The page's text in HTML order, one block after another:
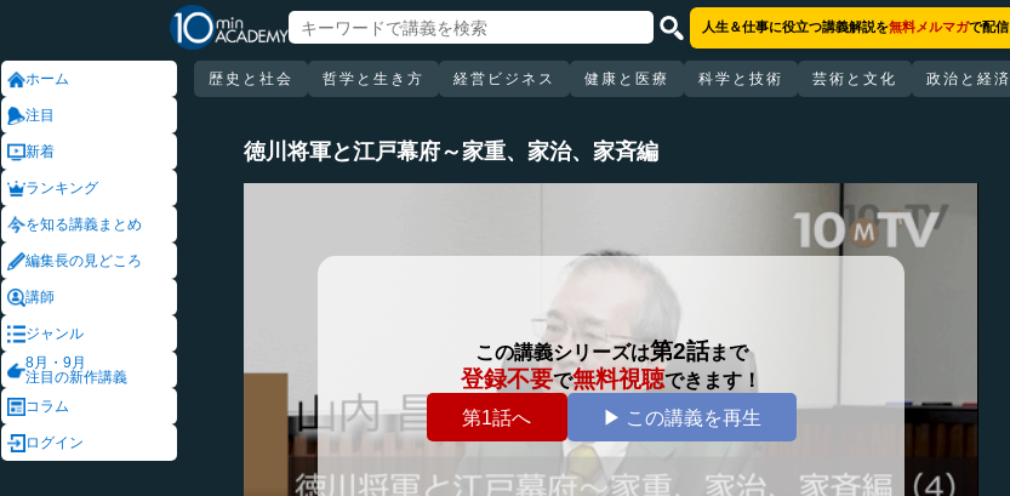
ホーム
注目
新着
ランキング
を知る講義まとめ
編集長の見どころ
講師
ジャンル
8月・9月
注目の新作講義
コラム
ログイン
人生＆仕事に役立つ講義解説を無料メルマガで配信
歴史と社会 哲学と生き方 経営ビジネス 健康と医療 科学と技術 芸術と文化 政治と経済
徳川将軍と江戸幕府～家重、家治、家斉編
この講義シリーズは第2話まで
登録不要で無料視聴できます！
第1話へ
▶ この講義を再生